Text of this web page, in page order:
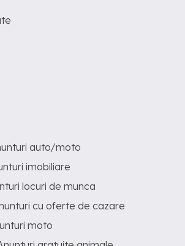
auto/moto
imobiliare
locuri de munca
cu oferte de cazare
moto